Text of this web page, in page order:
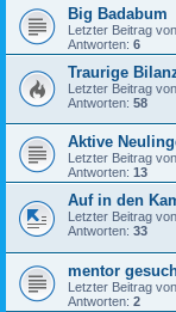
Big Badabum
Letzter Beitrag von
Antworten: 6
Traurige
Letzter Beitrag von
Antworten: 58
Aktive
Letzter Beitrag von
Antworten: 13
Auf in den
Letzter Beitrag von
Antworten: 33
mentor
Letzter Beitrag von
Antworten: 2